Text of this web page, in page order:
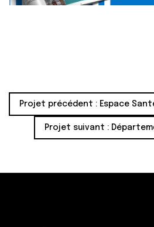
Projet précédent : Espace
Projet suivant :